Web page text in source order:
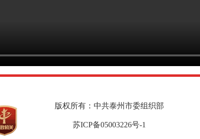
版权所有：中共泰州市委组织部
苏ICP备05003226号-1